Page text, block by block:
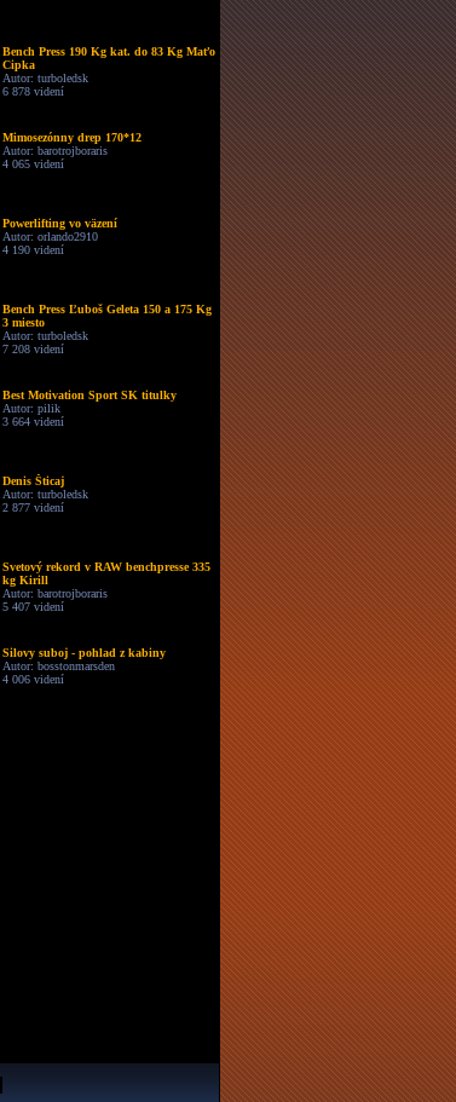
Bench Press 190 Kg kat. do 83 Kg Maťo
Cipka
Autor: turboledsk
6 878 videní
Mimosezónny drep 170*12
Autor: barotrojboraris
4 065 videní
Powerlifting vo väzení
Autor: orlando2910
4 190 videní
Bench Press Ľuboš Geleta 150 a 175 Kg
3 miesto
Autor: turboledsk
7 208 videní
Best Motivation Sport SK titulky
Autor: pilik
3 664 videní
Denis Šticaj
Autor: turboledsk
2 877 videní
Svetový rekord v RAW benchpresse 335
kg Kirill
Autor: barotrojboraris
5 407 videní
Silovy suboj - pohlad z kabiny
Autor: bosstonmarsden
4 006 videní